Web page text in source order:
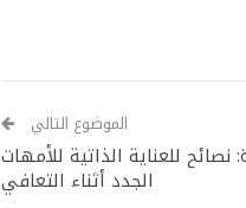
الموضوع التالي
نصائح للعناية الذاتية للأمهات
الجدد أثناء التعافي